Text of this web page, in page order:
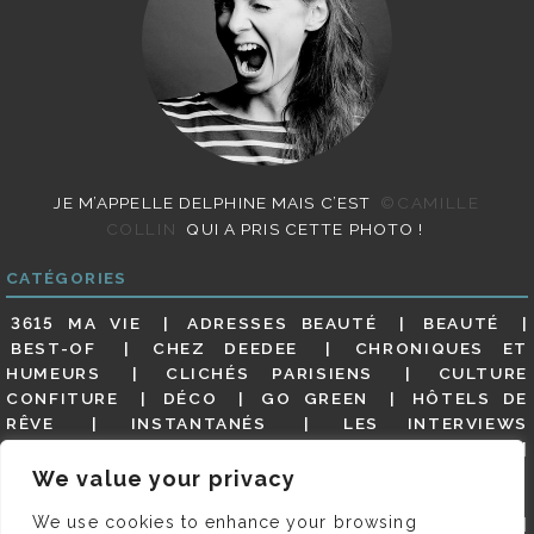
We value your privacy
We use cookies to enhance your browsing
JE M’APPELLE DELPHINE MAIS C’EST
©CAMILLE
COLLIN
QUI A PRIS CETTE PHOTO !
CATÉGORIES
3615 MA VIE ADRESSES BEAUTÉ
BEAUTÉ
BEST-OF
CHEZ DEEDEE
CHRONIQUES ET
HUMEURS
CLICHÉS PARISIENS
CULTURE
CONFITURE
DÉCO GO GREEN
HÔTELS DE
RÊVE
INSTANTANÉS
LES INTERVIEWS
MES ADRESSES
MODE NON CLASSÉ
GUIDE
PARIS EN PHOTOS RESTAURANTS